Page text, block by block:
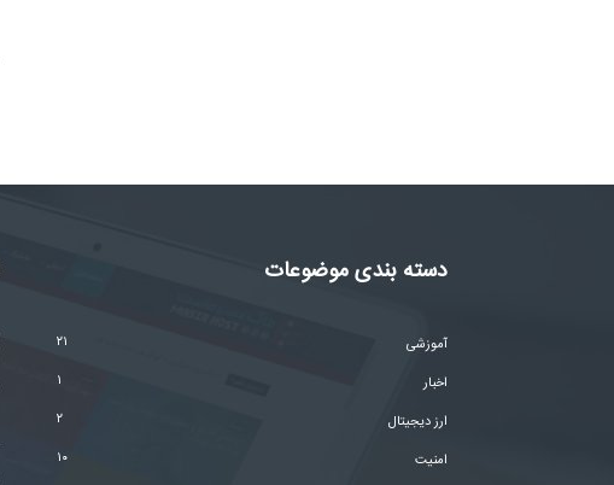
دسته بندی موضوعات
آموزشی
۲۱
اخبار
۱
ارز دیجیتال
۲
امنیت
۱۰